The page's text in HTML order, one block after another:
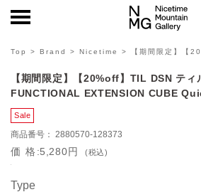
Top > Brand > Nicetime > 【期間限定】【20%off】TIL DSN ティルデザ
【期間限定】【20%off】TIL DSN ティ
FUNCTIONAL EXTENSION CUBE
2880570-128373
価格5,280円 (税込)
Type